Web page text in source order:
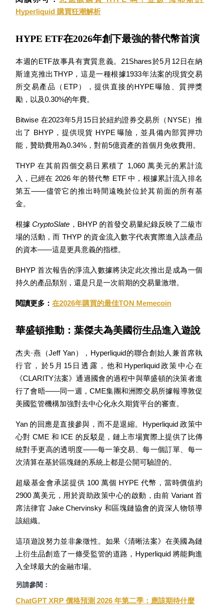
合約指南
學習如何保持盈利
理財
增值寶
使您的資產穩定增值
機槍池
一鍵質押鎖定高收益
Launchpool
活期質押獲得熱門資產
Hyperliquid 購買狂潮解析
HYPE ETF在2026年創下最強的替代幣首演
本週的ETF故事具有實質意義。21Shares於5月12日在納
斯達克推出THYP，這是一種根據1933年法案的現貨交易
所交易產品（ETP），提供直接的HYPE曝險、質押獎
勵，以及0.30%的年費。
Bitwise 在2023年5月15日於紐約證券交易所（NYSE）推
出了 BHYP，提供現貨 HYPE 曝險，並具備內部質押功
能，贊助費用為0.34%，對前5億資產的首個月免收費用。
THYP 在其前四個交易日累積了 1,060 萬美元的累計流
入，已經在 2026 年的替代幣 ETF 中，根據累計流入排名
第五——儘管它的推出時間遠晚於位於其前面的所有基
金。
根據 CryptoSlate ，BHYP 的首發交易量紀錄反映了二級市
場的活動，而 THYP 的資金流入數字代表實際進入該產品
的資本——這是更具意義的指標。
BHYP 首次報告的淨流入數據將決定此次推出是成為一個
持久的產品類別，還是只是一次前期的交易量激增。
閱讀更多： 在2026年購買的最佳TON Memecoin
華盛頓推動：葉傑夫為美國衍生品進入遊說
杰夫·燕（Jeff Yan），Hyperliquid的聯合創始人兼首席執
行官，於5月15日透露，他和Hyperliquid政策中心在
《CLARITY法案》通過國會的過程中與華盛頓的決策者進
行了會晤——同一週，CME集團和洲際交易所據報導敦促
美國監管機構加強對去中心化永久期貨平台的審查。
Yan 的回應是直接參與，而不是退縮。Hyperliquid 政策中
心對 CME 和 ICE 的反駁是，鏈上市場實際上提供了比傳
統對手更高的透明度——每一筆交易、每一個訂單、每一
次清算在基於區塊鏈的系統上都是公開可驗證的。
超級基金會承諾提供 100 萬個 HYPE 代幣，當時價值約
2900 萬美元，用於資助政策中心的啟動，由前 Variant 首
席法律官 Jake Chervinsky 和區塊鏈協會的資深人物領導
該組織。
這項遊說努力並非象徵性。如果《清晰法案》在美國為鏈
上衍生品創造了一條受監管的道路，Hyperliquid 將能夠進
入全球最大的金融市場。
另請參閱：
ChatGPT XRP 價格預測 2026 年第二季：應該期待什麼